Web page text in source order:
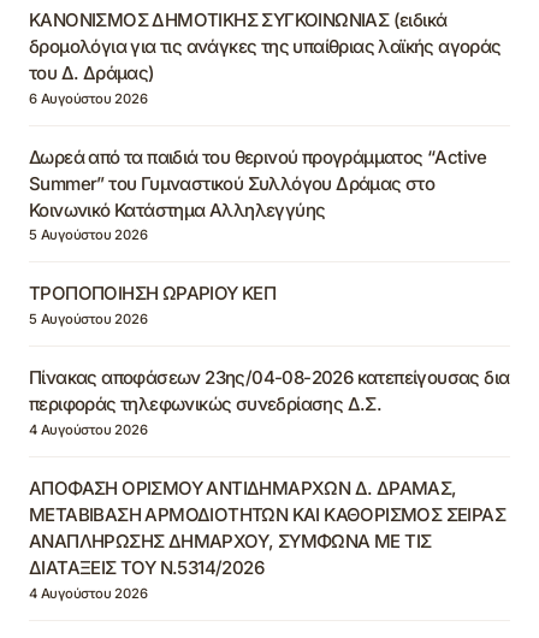
ΚΑΝΟΝΙΣΜΟΣ ΔΗΜΟΤΙΚΗΣ ΣΥΓΚΟΙΝΩΝΙΑΣ (ειδικά
δρομολόγια για τις ανάγκες της υπαίθριας λαϊκής αγοράς
του Δ. Δράμας)
6 Αυγούστου 2026
Δωρεά από τα παιδιά του θερινού προγράμματος “Active
Summer” του Γυμναστικού Συλλόγου Δράμας στο
Κοινωνικό Κατάστημα Αλληλεγγύης
5 Αυγούστου 2026
ΤΡΟΠΟΠΟΙΗΣΗ ΩΡΑΡΙΟΥ ΚΕΠ
5 Αυγούστου 2026
Πίνακας αποφάσεων 23ης/04-08-2026 κατεπείγουσας δια
περιφοράς τηλεφωνικώς συνεδρίασης Δ.Σ.
4 Αυγούστου 2026
ΑΠΟΦΑΣΗ ΟΡΙΣΜΟΥ ΑΝΤΙΔΗΜΑΡΧΩΝ Δ. ΔΡΑΜΑΣ,
ΜΕΤΑΒΙΒΑΣΗ ΑΡΜΟΔΙΟΤΗΤΩΝ ΚΑΙ ΚΑΘΟΡΙΣΜΟΣ ΣΕΙΡΑΣ
ΑΝΑΠΛΗΡΩΣΗΣ ΔΗΜΑΡΧΟΥ, ΣΥΜΦΩΝΑ ΜΕ ΤΙΣ
ΔΙΑΤΑΞΕΙΣ ΤΟΥ Ν.5314/2026
4 Αυγούστου 2026